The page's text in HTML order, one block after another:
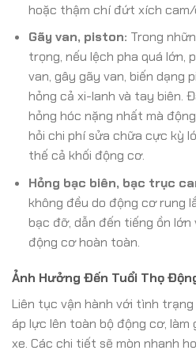
hoặc thậm chí đứt xích cam/
Gãy van, piston: Trong
trọng, nếu lệch pha quá lớn,
van, gây gãy van, biến dạng
hỏng cả xi-lanh và tay biên.
hỏng hóc nặng nhất mà
hỏi chi phí sửa chữa cực kỳ
thế cả khối động cơ.
Hỏng bạc biên, bạc trục
không đều do động cơ rung
bạc đỡ, dẫn đến tiếng ồn lớn
động cơ hoàn toàn.
Ảnh Hưởng Đến Tuổi Thọ
Liên tục vận hành với tình
áp lực lên toàn bộ động cơ,
xe. Các chi tiết sẽ mòn nhanh